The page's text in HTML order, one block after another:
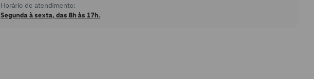
Horário de atendimento:
Segunda à sexta, das 8h às 17h.